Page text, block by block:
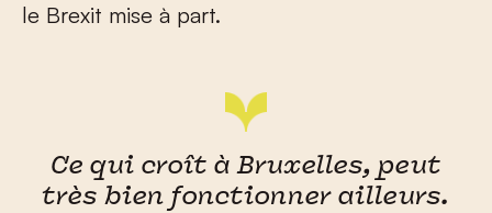
le Brexit mise à part.
Ce qui croît à Bruxelles, peut
très bien fonctionner ailleurs.